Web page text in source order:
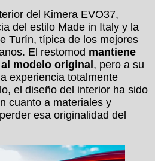
del Kimera EVO37,
del estilo Made in Italy y la
Turín, típica de los mejores
El restomod mantiene
modelo original, pero a su
experiencia totalmente
el diseño del interior ha sido
cuanto a materiales y
esa originalidad del